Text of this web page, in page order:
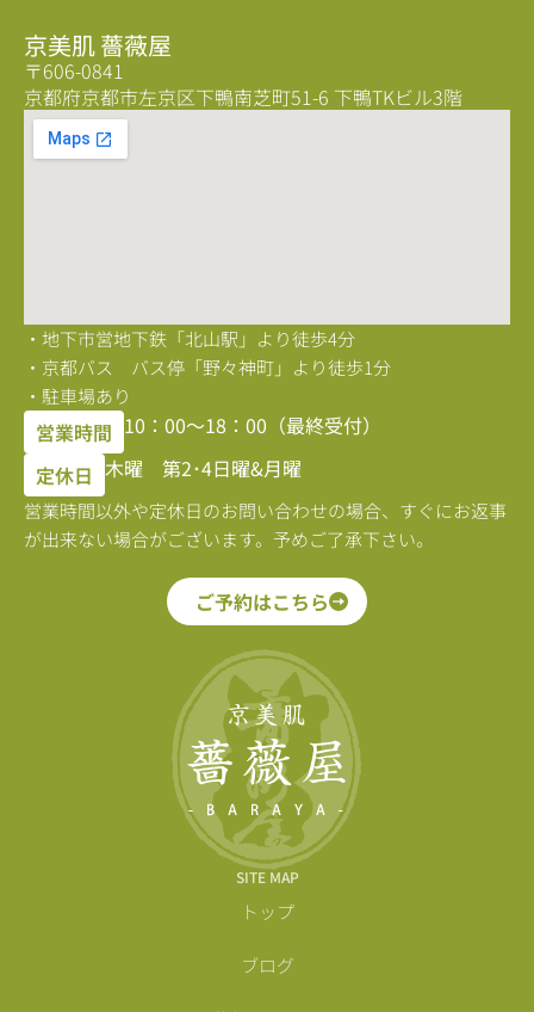
SITE MAP
トップ
ブログ
京美肌 薔薇屋
〒606-0841
京都府京都市左京区下鴨南芝町51-6 下鴨TKビル3階
・地下市営地下鉄「北山駅」より徒歩4分
・京都バス バス停「野々神町」より徒歩1分
・駐車場あり
営業時間 10：00〜18：00（最終受付）
定休日 木曜 第2･4日曜&月曜
営業時間以外や定休日のお問い合わせの場合、すぐにお返事
が出来ない場合がございます。予めご了承下さい。
ご予約はこちら